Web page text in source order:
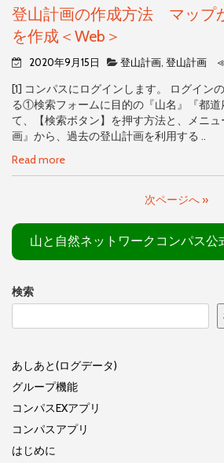
登山計画の作成方法 マップ
を作成＜Web＞
2020年9月15日 登山計画, 登山計画
[1] コンパスにログインします。 ログイン
る①検索フォームに目的の『山名』『都道
て、【検索ボタン】を押す方法と、メニ
画』から、過去の登山計画を利用する ..
Read more
次ページへ »
山と自然ネットワークコンパス公
検索
あしあと(ログデータ)
グループ機能
コンパスEXアプリ
コンパスアプリ
はじめに